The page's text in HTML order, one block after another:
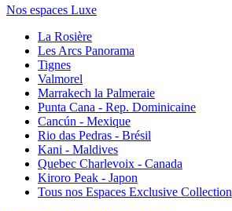
Nos espaces Luxe
La Rosière
Les Arcs Panorama
Tignes
Valmorel
Marrakech la Palmeraie
Punta Cana - Rep. Dominicaine
Cancún - Mexique
Rio das Pedras - Brésil
Kani - Maldives
Quebec Charlevoix - Canada
Kiroro Peak - Japon
Tous nos Espaces Exclusive Collection